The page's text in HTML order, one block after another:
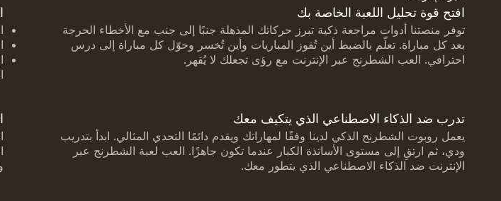
افتح قوة تحليل اللعبة الخاصة بك
توفر منصتنا أدوات مراجعة ذكية تبرز حركاتك المذهلة جنبًا إلى جنب مع الأخطاء الحرجة
بعد كل مباراة. تعلّم بالضبط أين تُفوز المباريات وأين تُخسر وحوّل كل مباراة إلى درس
احترافي. العب الشطرنج عبر الإنترنت مع رؤى تجعلك لا يُقهر.
تدرب ضد الذكاء الاصطناعي الذي يتكيف معك
يعمل روبوت الشطرنج الذكي لدينا وفقًا لمهاراتك ويقدم دائمًا التحدي المثالي. ابدأ بتدريب
ودي، ثم ارتقِ إلى مستوى الأساتذة الكبار عندما تكون جاهزًا. العب لعبة الشطرنج عبر
الإنترنت ضد الذكاء الاصطناعي الذي يتطور معك.